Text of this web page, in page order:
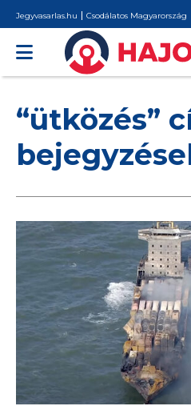
Jegyvasarlas.hu Csodálatos Magyarország
“ütközés”